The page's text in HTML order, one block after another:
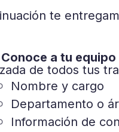
te
a tu
de todos tus
Nombre y cargo
Departamento o
Información de